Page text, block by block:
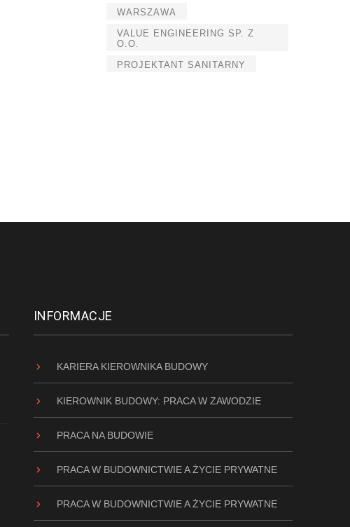
WARSZAWA
VALUE ENGINEERING SP. Z
O.O.
PROJEKTANT SANITARNY
INFORMACJE
KARIERA KIEROWNIKA BUDOWY
KIEROWNIK BUDOWY: PRACA W ZAWODZIE
PRACA NA BUDOWIE
PRACA W BUDOWNICTWIE A ŻYCIE PRYWATNE
PRACA W BUDOWNICTWIE A ŻYCIE PRYWATNE